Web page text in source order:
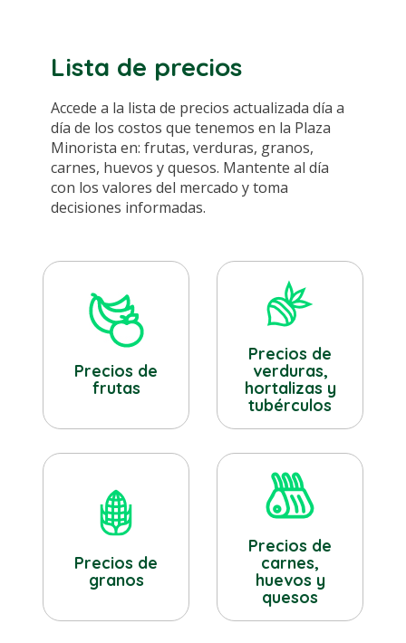
Lista de precios
Accede a la lista de precios actualizada día a
día de los costos que tenemos en la Plaza
Minorista en: frutas, verduras, granos,
carnes, huevos y quesos. Mantente al día
con los valores del mercado y toma
decisiones informadas.
Precios de
frutas
Precios de
verduras,
hortalizas y
tubérculos
Precios de
granos
Precios de
carnes,
huevos y
quesos